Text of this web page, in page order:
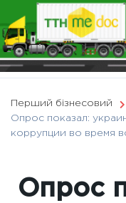
Перший бізнесовий
Опрос показал:
коррупции во время
Опрос